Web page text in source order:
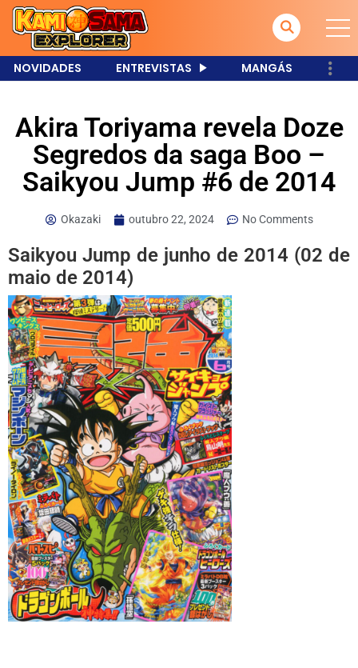
NOVIDADES ENTREVISTAS MANGÁS
Akira Toriyama revela Doze
Segredos da saga Boo –
Saikyou Jump #6 de 2014
Okazaki outubro 22, 2024 No Comments
Saikyou Jump de junho de 2014 (02 de
maio de 2014)